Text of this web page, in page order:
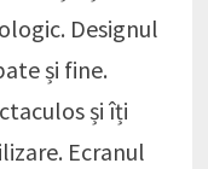
Designul
și fine.
și îți
Ecranul